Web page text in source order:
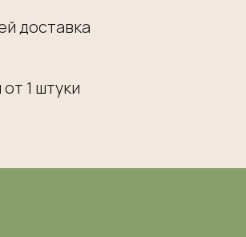
доставка
1 штуки